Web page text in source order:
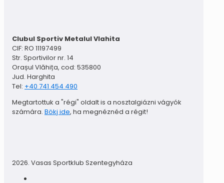
Clubul Sportiv Metalul Vlahita
CIF: RO 11197499
Str. Sportivilor nr. 14
Orașul Vlăhița, cod: 535800
Jud. Harghita
Tel: +40 741 454 490
Megtartottuk a "régi" oldalt is a nosztalgiázni vágyók
számára. Bökj ide, ha megnéznéd a régit!
2026. Vasas Sportklub Szentegyháza